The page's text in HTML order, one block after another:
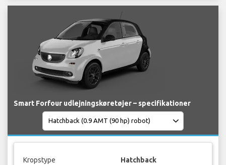
Smart Forfour udlejningskøretøjer – specifikationer
Kropstype Hatchback